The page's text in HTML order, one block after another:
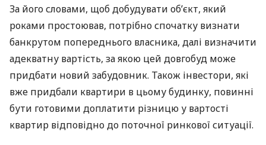
За його словами, щоб добудувати об’єкт, який
роками простоював, потрібно спочатку визнати
банкрутом попереднього власника, далі визначити
адекватну вартість, за якою цей довгобуд може
придбати новий забудовник. Також інвестори, які
вже придбали квартири в цьому будинку, повинні
бути готовими доплатити різницю у вартості
квартир відповідно до поточної ринкової ситуації.